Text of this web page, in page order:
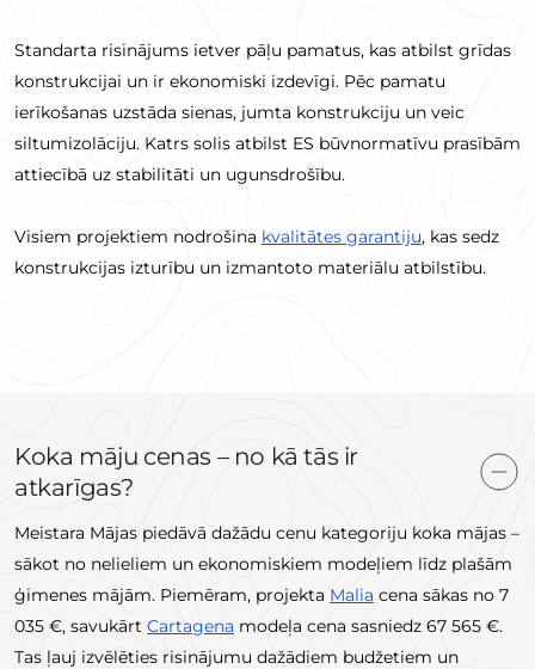
Standarta risinājums ietver pāļu pamatus, kas atbilst grīdas
konstrukcijai un ir ekonomiski izdevīgi. Pēc pamatu
ierīkošanas uzstāda sienas, jumta konstrukciju un veic
siltumizolāciju. Katrs solis atbilst ES būvnormatīvu prasībām
attiecībā uz stabilitāti un ugunsdrošību.
Visiem projektiem nodrošina kvalitātes garantiju, kas sedz
konstrukcijas izturību un izmantoto materiālu atbilstību.
Koka māju cenas – no kā tās ir
atkarīgas?
Meistara Mājas piedāvā dažādu cenu kategoriju koka mājas –
sākot no nelieliem un ekonomiskiem modeļiem līdz plašām
ģimenes mājām. Piemēram, projekta Malia cena sākas no 7
035 €, savukārt Cartagena modeļa cena sasniedz 67 565 €.
Tas ļauj izvēlēties risinājumu dažādiem budžetiem un